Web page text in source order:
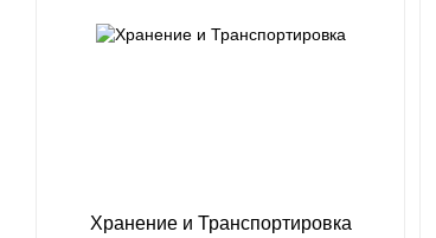
Хранение и Транспортировка